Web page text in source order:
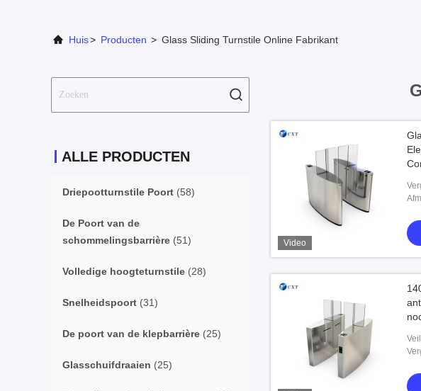
Huis> Producten > Glass Sliding Turnstile Online Fabrikant
ALLE PRODUCTEN
Driepootturnstile Poort (58)
De Poort van de
schommelingsbarrière (51)
Volledige hoogteturnstile (28)
Snelheidspoort (31)
De poort van de klepbarrière (25)
Glasschuifdraaien (25)
Video